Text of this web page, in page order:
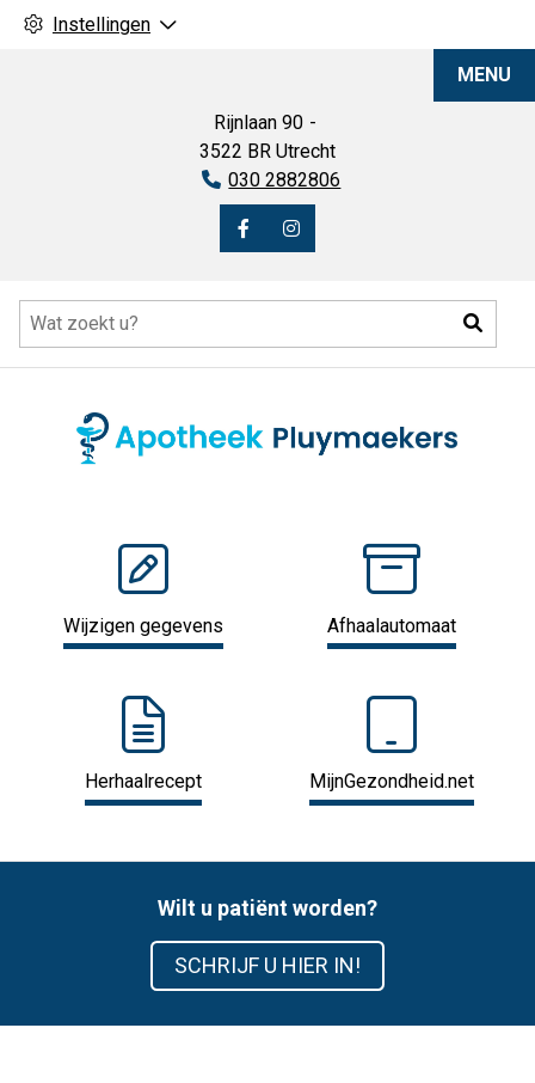
Instellingen
Rijnlaan 90
3522 BR Utrecht
Tel:
030 2882806
Bezoek
facebook
Bezoek
Instagram
MENU
Wijzigen gegevens Afhaalautomaat
Herhaalrecept MijnGezondheid.net
Wilt u patiënt worden?
SCHRIJF U HIER IN!